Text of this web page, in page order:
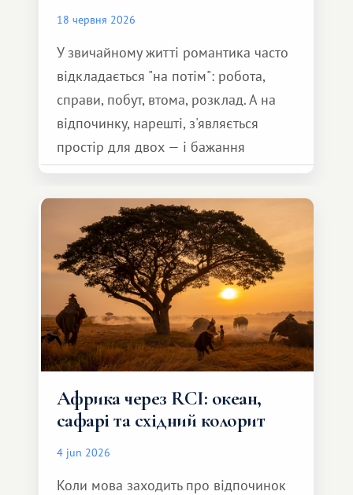
18 червня 2026
У звичайному житті романтика часто
відкладається "на потім": робота,
справи, побут, втома, розклад. А на
відпочинку, нарешті, з'являється
простір для двох — і бажання
зробити для близької людини щось
особливе. Не обов'язково масштабне,
але тепле і незабутнє :)
Африка через RCI: океан,
сафарі та східний колорит
4 jun 2026
Коли мова заходить про відпочинок